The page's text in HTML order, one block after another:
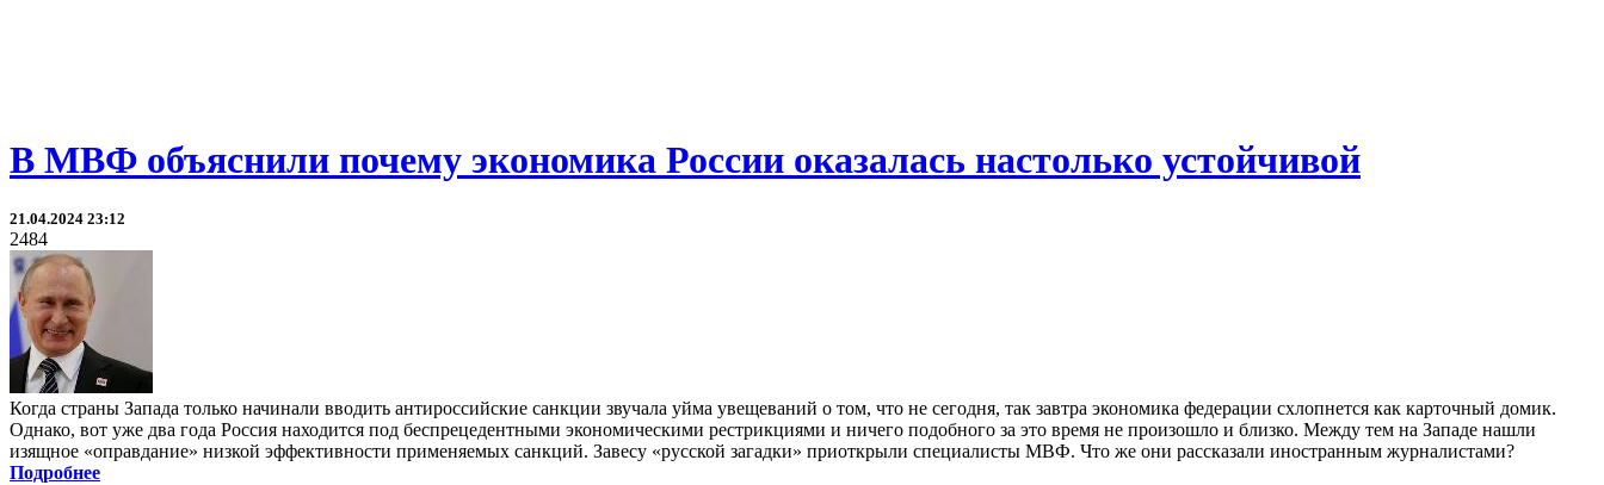
В МВФ объяснили почему экономика России оказалась настолько устойчивой
21.04.2024 23:12
2484
Когда страны Запада только начинали вводить антироссийские санкции звучала уйма увещеваний о том, что не сегодня, так завтра экономика федерации схлопнется как карточный домик.
Однако, вот уже два года Россия находится под беспрецедентными экономическими рестрикциями и ничего подобного за это время не произошло и близко. Между тем на Западе нашли
изящное «оправдание» низкой эффективности применяемых санкций. Завесу «русской загадки» приоткрыли специалисты МВФ. Что же они рассказали иностранным журналистами?
Подробнее